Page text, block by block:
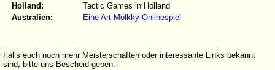
Holland:
Tactic Games in Holland
Australien:
Eine Art Mölkky-Onlinespiel
Falls euch noch mehr Meisterschaften oder interessante Links bekannt
sind, bitte uns Bescheid geben.